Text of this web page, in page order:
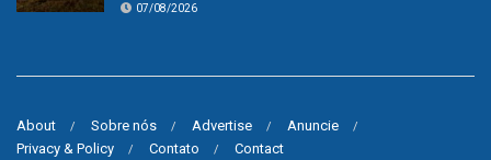
07/08/2026
About Sobre nós Advertise
Anuncie
Privacy & Policy
Contato Contact